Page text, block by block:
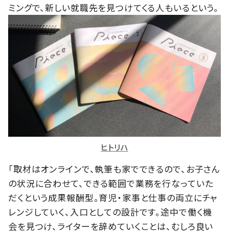
ミングで、新しい就職先を見つけてくる人もいるという。
ヒトリハ
「取材はオンラインで、執筆も家でできるので、お子さん
の状況に合わせて、できる範囲で業務を行なっていた
だくという成果報酬型。育児・家事と仕事の両立にチャ
レンジしていく、入口としての設計です。途中で働く機
会を見つけ、ライターを辞めていくことは、むしろ良い